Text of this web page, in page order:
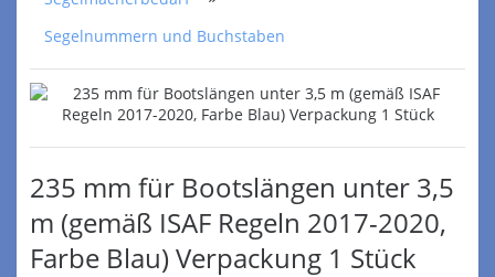
Segelnummern und Buchstaben
235 mm für Bootslängen unter 3,5
m (gemäß ISAF Regeln 2017-2020,
Farbe Blau) Verpackung 1 Stück